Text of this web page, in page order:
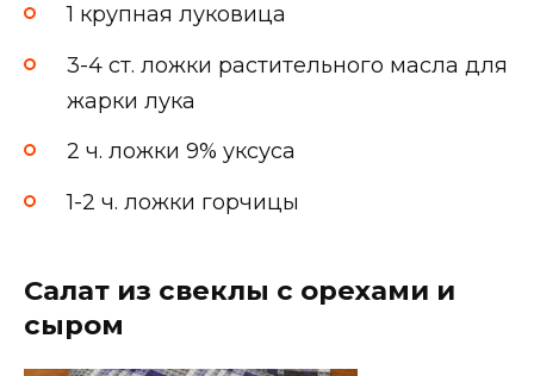
1 крупная луковица
3-4 ст. ложки растительного масла для
жарки лука
2 ч. ложки 9% уксуса
1-2 ч. ложки горчицы
Салат из свеклы с орехами и
сыром